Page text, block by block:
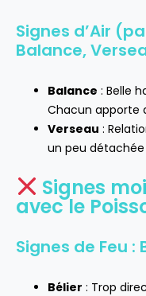
Signes d’Air
Balance,
Balance : Belle
Chacun apporte
Verseau :
un peu détachée
Signes
avec le
Signes de Feu :
Bélier : Trop